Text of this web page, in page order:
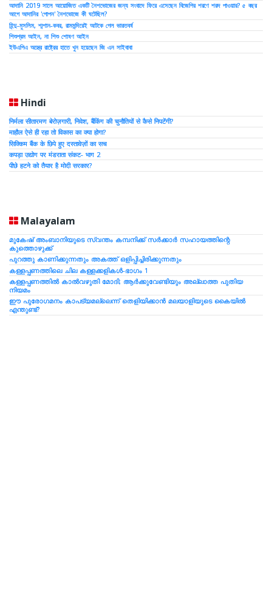
আদানি 2019 সালে আয়োজিত একটি নৈশভোজের জন্য সংবাদে ফিরে এসেছেন বিজেপির শরণে শরদ পাওয়ার? ৫ বছর
আগে আদানির 'গোপন' নৈশভোজে কী ঘটেছিল?
হিন্দু-মুসলিম, শ্মশান-কবর, রামমন্দিরেই আটকে গেল ভারতবর্ষ
শিশুশ্রম আইন, না শিশু শোষণ আইন
ইউএপিএ অস্ত্রে রাষ্ট্রের হাতে খুন হয়েছেন জি এন সাইবাবা
Hindi
निर्मला सीतारमण बेरोज़गारी, निवेश, बैंकिंग की चुनौतियों से कैसे निपटेंगी?
माहौल ऐसे ही रहा तो विकास का क्या होगा?
सिक्किम बैंक के छिपे हुए दस्तावेज़ों का सच
कपड़ा उद्योग पर मंडराता संकट- भाग 2
पीछे हटने को तैयार है मोदी सरकार?
Malayalam
മുകേഷ് അംബാനിയുടെ സ്വന്തം കമ്പനിക്ക് സര്‍ക്കാര്‍ സഹായത്തിന്റെ
കുത്തൊഴുക്ക്
പുറത്തു കാണിക്കുന്നതും അകത്ത് ഒളിപ്പിച്ചിരിക്കുന്നതും
കള്ളപ്പണത്തിലെ ചില കള്ളക്കളികള്‍-ഭാഗം 1
കള്ളപ്പണത്തില്‍ കാല്‍വഴുതി മോദി; ആര്‍ക്കുവേണ്ടിയും അല്ലാത്ത പുതിയ
നിയമം
ഈ പുരോഗമനം കാപട്യമല്ലെന്ന് തെളിയിക്കാന്‍ മലയാളിയുടെ കൈയില്‍
എന്തുണ്ട്?